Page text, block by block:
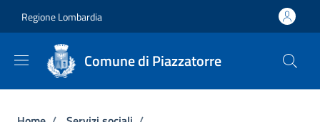
Regione Lombardia
Comune di Piazzatorre